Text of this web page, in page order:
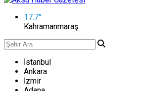
17.7°
Kahramanmaraş
İstanbul
Ankara
İzmir